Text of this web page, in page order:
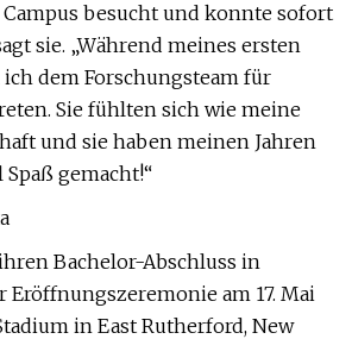
besucht und konnte sofort
sie. „Während meines ersten
dem Forschungsteam für
Sie fühlten sich wie meine
und sie haben meinen Jahren
Spaß gemacht!“
Bachelor-Abschluss in
Eröffnungszeremonie am 17. Mai
in East Rutherford, New